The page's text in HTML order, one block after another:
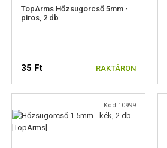
TopArms Hőzsugorcső 5mm -
piros, 2 db
35 Ft RAKTÁRON
Kód 10999